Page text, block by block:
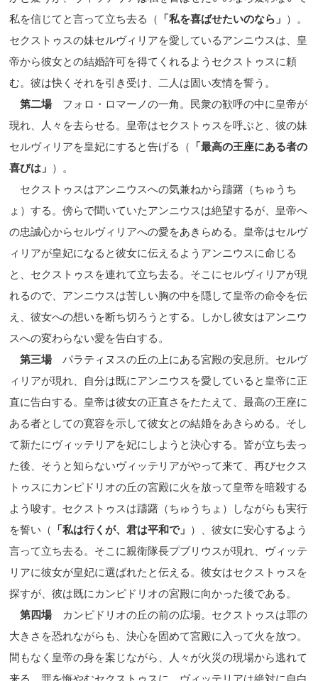
私を信じてと言って立ち去る（
「私を喜ばせたいのなら」 ）。
セクストゥスの妹セルヴィリアを愛しているアンニウスは、皇
帝から彼女との結婚許可を得てくれるようセクストゥスに頼
む。彼は快くそれを引き受け、二人は固い友情を誓う。
第二場フォロ・ロマーノの一角。民衆の歓呼の中に皇帝が
現れ、人々を去らせる。皇帝はセクストゥスを呼ぶと、彼の妹
セルヴィリアを皇妃にすると告げる（
「最高の王座にある者の
喜びは」 ）。
セクストゥスはアンニウスへの気兼ねから躊躇（ちゅうち
ょ）する。傍らで聞いていたアンニウスは絶望するが、皇帝へ
の忠誠心からセルヴィリアへの愛をあきらめる。皇帝はセルヴ
ィリアが皇妃になると彼女に伝えるようアンニウスに命じる
と、セクストゥスを連れて立ち去る。そこにセルヴィリアが現
れるので、アンニウスは苦しい胸の中を隠して皇帝の命令を伝
え、彼女への想いを断ち切ろうとする。しかし彼女はアンニウ
スへの変わらない愛を告白する。
第三場パラティヌスの丘の上にある宮殿の安息所。セルヴ
ィリアが現れ、自分は既にアンニウスを愛していると皇帝に正
直に告白する。皇帝は彼女の正直さをたたえて、最高の王座に
ある者としての寛容を示して彼女との結婚をあきらめる。そし
て新たにヴィッテリアを妃にしようと決心する。皆が立ち去っ
た後、そうと知らないヴィッテリアがやって来て、再びセクス
トゥスにカンピドリオの丘の宮殿に火を放って皇帝を暗殺する
よう唆す。セクストゥスは躊躇（ちゅうちょ）しながらも実行
を誓い（
「私は行くが、君は平和で」 ）、彼女に安心するよう
言って立ち去る。そこに親衛隊長プブリウスが現れ、ヴィッテ
リアに彼女が皇妃に選ばれたと伝える。彼女はセクストゥスを
探すが、彼は既にカンピドリオの宮殿に向かった後である。
第四場カンピドリオの丘の前の広場。セクストゥスは罪の
大きさを恐れながらも、決心を固めて宮殿に入って火を放つ。
間もなく皇帝の身を案じながら、人々が火災の現場から逃れて
来る。罪を悔やむセクストゥスに、ヴィッテリアは絶対に自白